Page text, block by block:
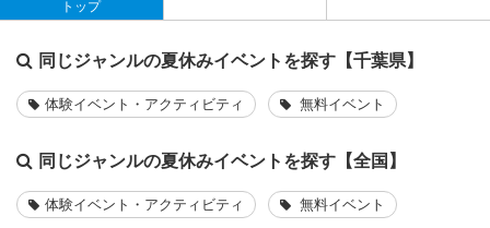
トップ
同じジャンルの夏休みイベントを探す【千葉県】
体験イベント・アクティビティ 無料イベント
同じジャンルの夏休みイベントを探す【全国】
体験イベント・アクティビティ 無料イベント